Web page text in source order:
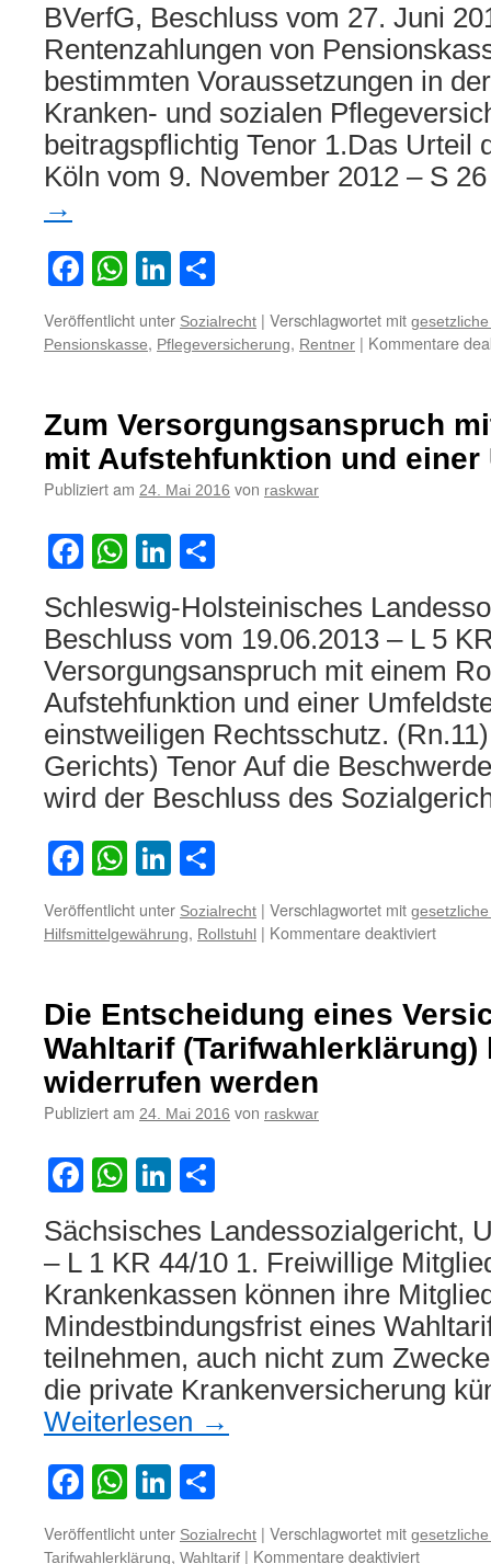
der
nach
Leistungen
nach
den
Regelungen
BVerfG, Beschluss vom 27. Juni
Rentenzahlungen von
bestimmten Voraussetzungen in
Kranken- und sozialen
beitragspflichtig Tenor 1.Das Urteil
Köln vom 9. November 2012 – S
→
Facebook
WhatsApp
LinkedIn
Veröffentlicht unter Sozialrecht | Verschlagwortet mit
Pensionskasse, Pflegeversicherung, Rentner | Kommentare
Zum Versorgungsanspruch
mit Aufstehfunktion und einer
Publiziert am 24. Mai 2016 von raskwar
Facebook
WhatsApp
LinkedIn
Schleswig-Holsteinisches
Beschluss vom 19.06.2013 – L 5
Versorgungsanspruch mit einem
Aufstehfunktion und einer
einstweiligen Rechtsschutz.
Gerichts) Tenor Auf die
wird der Beschluss des
Facebook
WhatsApp
LinkedIn
Veröffentlicht unter Sozialrecht | Verschlagwortet mit
Hilfsmittelgewährung, Rollstuhl | Kommentare deaktiviertfür
einem
mit
Die Entscheidung eines
Wahltarif
widerrufen werden
Publiziert am 24. Mai 2016 von raskwar
Facebook
WhatsApp
LinkedIn
Sächsisches Landessozialgericht,
– L 1 KR 44/10 1. Freiwillige
Krankenkassen können ihre
Mindestbindungsfrist eines
teilnehmen, auch nicht zum
die private Krankenversicherung
Weiterlesen →
Facebook
WhatsApp
LinkedIn
Veröffentlicht unter Sozialrecht | Verschlagwortet mit
Tarifwahlerklärung, Wahltarif | Kommentare deaktiviertfür